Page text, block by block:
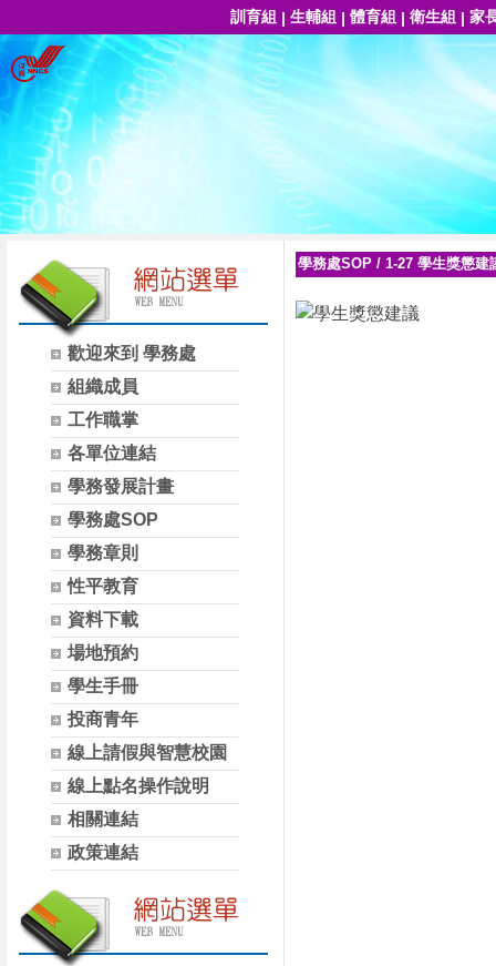
訓育組 | 生輔組 | 體育組 | 衛生組 | 家
歡迎來到 學務處
組織成員
工作職掌
各單位連結
學務發展計畫
學務處SOP
學務章則
性平教育
資料下載
場地預約
學生手冊
投商青年
線上請假與智慧校園
線上點名操作說明
相關連結
政策連結
學務處SOP / 1-27 學生獎懲建